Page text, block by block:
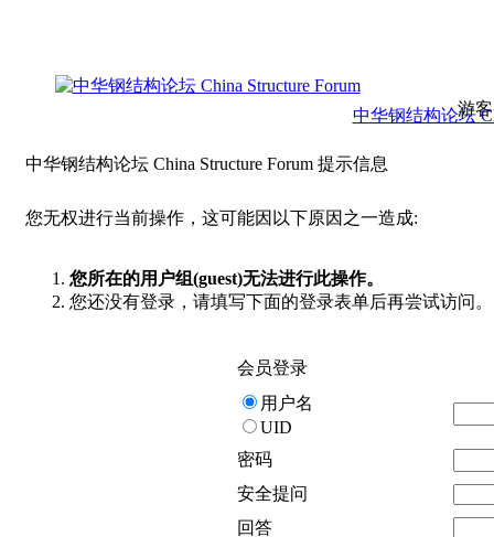
游
中华钢结构论坛
中华钢结构论坛 China Structure Forum 提示信息
您无权进行当前操作，这可能因以下原因之一造成:
您所在的用户组(guest)无法进行此操作。
您还没有登录，请填写下面的登录表单后再尝试访问。
会员登录
用户名
UID
密码
安全提问
回答